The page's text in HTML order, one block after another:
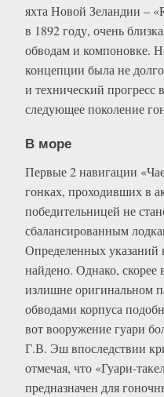
яхта Новой Зеландии –
в 1892 году, очень
обводам и компоновке.
концепции была не
и технический
следующее поколение
В море
Первые 2 навигации
гонках, проходивших в
победительницей не
сбалансированным
Определенных указаний
найдено. Однако, скорее
излишне оригинальном
обводами корпуса
вот вооружение гуари
Г.В. Эш впоследствии
отмечая, что «Гуари-
предназначен для